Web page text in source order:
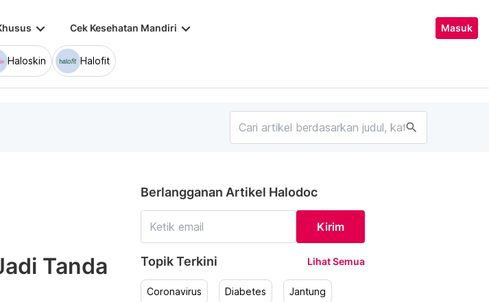
keyboard_arrow_down Cek Kesehatan Mandiri keyboard_arrow_down Masuk
Haloskin Halofit
search
Tanda
Berlangganan Artikel Halodoc
Kirim
Topik Terkini Lihat Semua
Coronavirus Diabetes Jantung